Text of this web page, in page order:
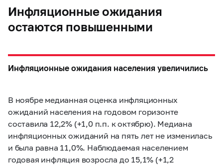
Инфляционные ожидания
остаются повышенными
Инфляционные ожидания населения увеличились
В ноябре медианная оценка инфляционных
ожиданий населения на годовом горизонте
составила 12,2% (+1,0 п.п. к октябрю). Медиана
инфляционных ожиданий на пять лет не изменилась
и была равна 11,0%. Наблюдаемая населением
годовая инфляция возросла до 15,1% (+1,2